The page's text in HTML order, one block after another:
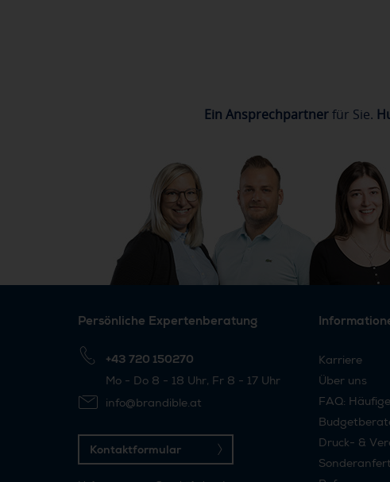
Ein Ansprechpartnerfür Sie.
Persönliche Expertenberatung
+43 720 150270
Mo - Do 8 - 18 Uhr, Fr 8 - 17 Uhr
info@brandible.at
Kontaktformular
Karriere
Über uns
FAQ:
Druck- &